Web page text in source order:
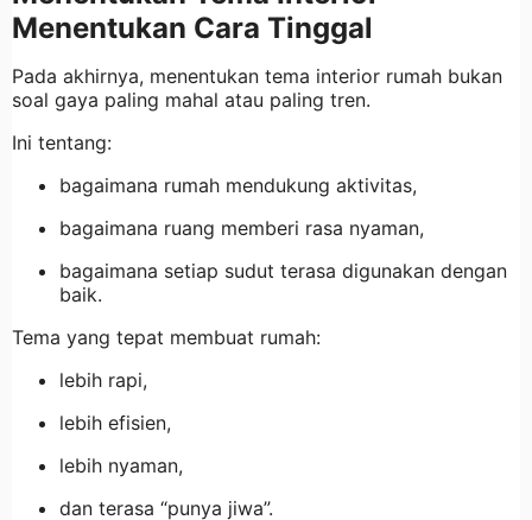
Menentukan Cara Tinggal
Pada akhirnya, menentukan tema interior rumah bukan
soal gaya paling mahal atau paling tren.
Ini tentang:
bagaimana rumah mendukung aktivitas,
bagaimana ruang memberi rasa nyaman,
bagaimana setiap sudut terasa digunakan dengan
baik.
Tema yang tepat membuat rumah:
lebih rapi,
lebih efisien,
lebih nyaman,
dan terasa “punya jiwa”.